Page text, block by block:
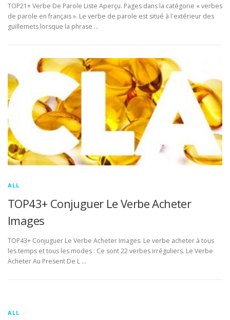
TOP21+ Verbe De Parole Liste Aperçu. Pages dans la catégorie « verbes
de parole en français ». Le verbe de parole est situé à l'extérieur des
guillemets lorsque la phrase …
ALL
TOP43+ Conjuguer Le Verbe Acheter
Images
TOP43+ Conjuguer Le Verbe Acheter Images. Le verbe acheter à tous
les temps et tous les modes : Ce sont 22 verbes irréguliers. Le Verbe
Acheter Au Present De L …
ALL